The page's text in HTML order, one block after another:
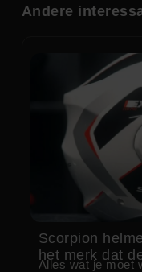
Andere
Scorpion
het merk dat
Alles wat je moet